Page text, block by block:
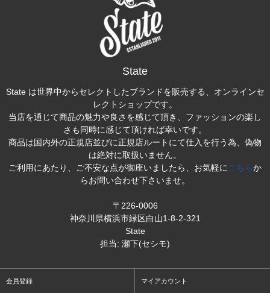
State
State は世界中からセレクトしたブランドを販売する、オンラインセ
レクトショップです。
当店を通じて商品の魅力や良さを感じて頂き、ファッションの楽し
さも同時に感じて頂ければ幸いです。
商品は国内外の正規店並びに正規店ルートにて仕入を行う為、偽物
は絶対に取扱いません。
ご利用にあたり、ご不安な点が御座いましたら、お気軽に こちらか
らお問い合わせ下さいませ。
〒226-0006
神奈川県横浜市緑区白山1-8-2-321
State
担当: 瀬下(セシモ)
会員登録 マイアカウント